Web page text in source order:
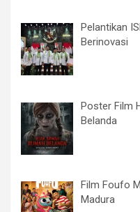
Pelantikan
Berinovasi
Poster Film
Belanda
Film Foufo
Madura